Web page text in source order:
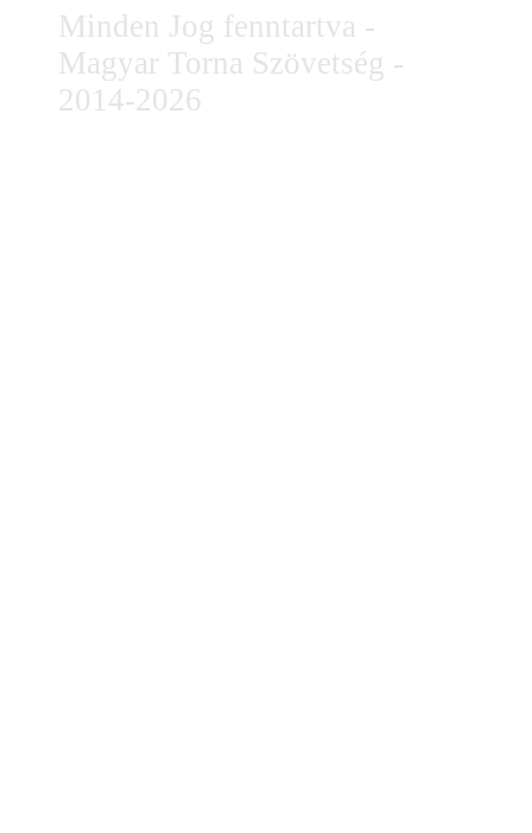
Minden Jog fenntartva -
Magyar Torna Szövetség -
2014-2026